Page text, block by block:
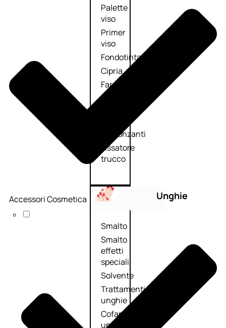
Palette
viso
Primer
viso
Fondotinta
Cipria
Fard/Blush
Illuminante
abbronzanti
Fissatore
trucco
Unghie
Smalto
Smalto
effetti
speciali
Solvente
Trattamenti
unghie
Cofanetti
unghie
Accessori Cosmetica